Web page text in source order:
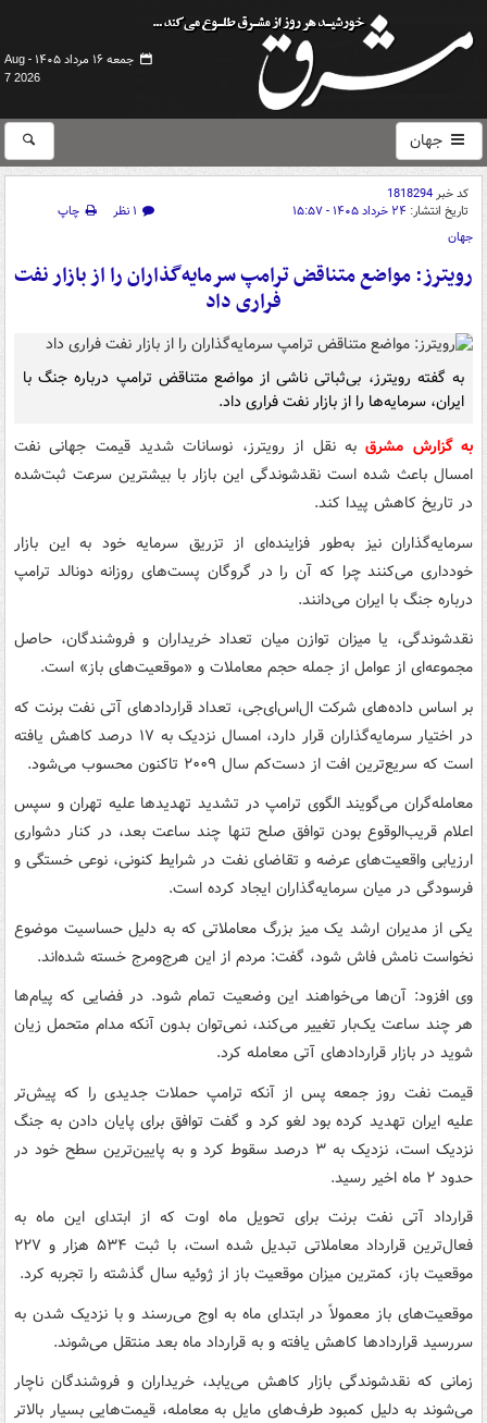
جمعه ۱۶ مرداد ۱۴۰۵ -
Aug
7 2026
جهان
کد خبر1818294
تاریخ انتشار: ۲۴ خرداد ۱۴۰۵ - ۱۵:۵۷ ۱ نظر
چاپ
جهان
رویترز: مواضع متناقض ترامپ سرمایه‌گذاران را از بازار نفت
فراری داد
به گفته رویترز، بی‌ثباتی ناشی از مواضع متناقض ترامپ درباره جنگ با
ایران، سرمایه‌ها را از بازار نفت فراری داد.
به گزارش مشرقبه نقل از رویترز، نوسانات شدید قیمت جهانی نفت
امسال باعث شده است نقدشوندگی این بازار با بیشترین سرعت ثبت‌شده
در تاریخ کاهش پیدا کند.
سرمایه‌گذاران نیز به‌طور فزاینده‌ای از تزریق سرمایه خود به این بازار
خودداری می‌کنند چرا که آن را در گروگان پست‌های روزانه دونالد ترامپ
درباره جنگ با ایران می‌دانند.
نقدشوندگی، یا میزان توازن میان تعداد خریداران و فروشندگان، حاصل
مجموعه‌ای از عوامل از جمله حجم معاملات و «موقعیت‌های باز» است.
بر اساس داده‌های شرکت ال‌اس‌ای‌جی، تعداد قراردادهای آتی نفت برنت که
در اختیار سرمایه‌گذاران قرار دارد، امسال نزدیک به ۱۷ درصد کاهش یافته
است که سریع‌ترین افت از دست‌کم سال ۲۰۰۹ تاکنون محسوب می‌شود.
معامله‌گران می‌گویند الگوی ترامپ در تشدید تهدیدها علیه تهران و سپس
اعلام قریب‌الوقوع بودن توافق صلح تنها چند ساعت بعد، در کنار دشواری
ارزیابی واقعیت‌های عرضه و تقاضای نفت در شرایط کنونی، نوعی خستگی و
فرسودگی در میان سرمایه‌گذاران ایجاد کرده است.
یکی از مدیران ارشد یک میز بزرگ معاملاتی که به دلیل حساسیت موضوع
نخواست نامش فاش شود، گفت: مردم از این هرج‌ومرج خسته شده‌اند.
وی افزود: آن‌ها می‌خواهند این وضعیت تمام شود. در فضایی که پیام‌ها
هر چند ساعت یک‌بار تغییر می‌کند، نمی‌توان بدون آنکه مدام متحمل زیان
شوید در بازار قراردادهای آتی معامله کرد.
قیمت نفت روز جمعه پس از آنکه ترامپ حملات جدیدی را که پیش‌تر
علیه ایران تهدید کرده بود لغو کرد و گفت توافق برای پایان دادن به جنگ
نزدیک است، نزدیک به ۳ درصد سقوط کرد و به پایین‌ترین سطح خود در
حدود ۲ ماه اخیر رسید.
قرارداد آتی نفت برنت برای تحویل ماه اوت که از ابتدای این ماه به
فعال‌ترین قرارداد معاملاتی تبدیل شده است، با ثبت ۵۳۴ هزار و ۲۲۷
موقعیت باز، کمترین میزان موقعیت باز از ژوئیه سال گذشته را تجربه کرد.
موقعیت‌های باز معمولاً در ابتدای ماه به اوج می‌رسند و با نزدیک شدن به
سررسید قراردادها کاهش یافته و به قرارداد ماه بعد منتقل می‌شوند.
زمانی که نقدشوندگی بازار کاهش می‌یابد، خریداران و فروشندگان ناچار
می‌شوند به دلیل کمبود طرف‌های مایل به معامله، قیمت‌هایی بسیار بالاتر